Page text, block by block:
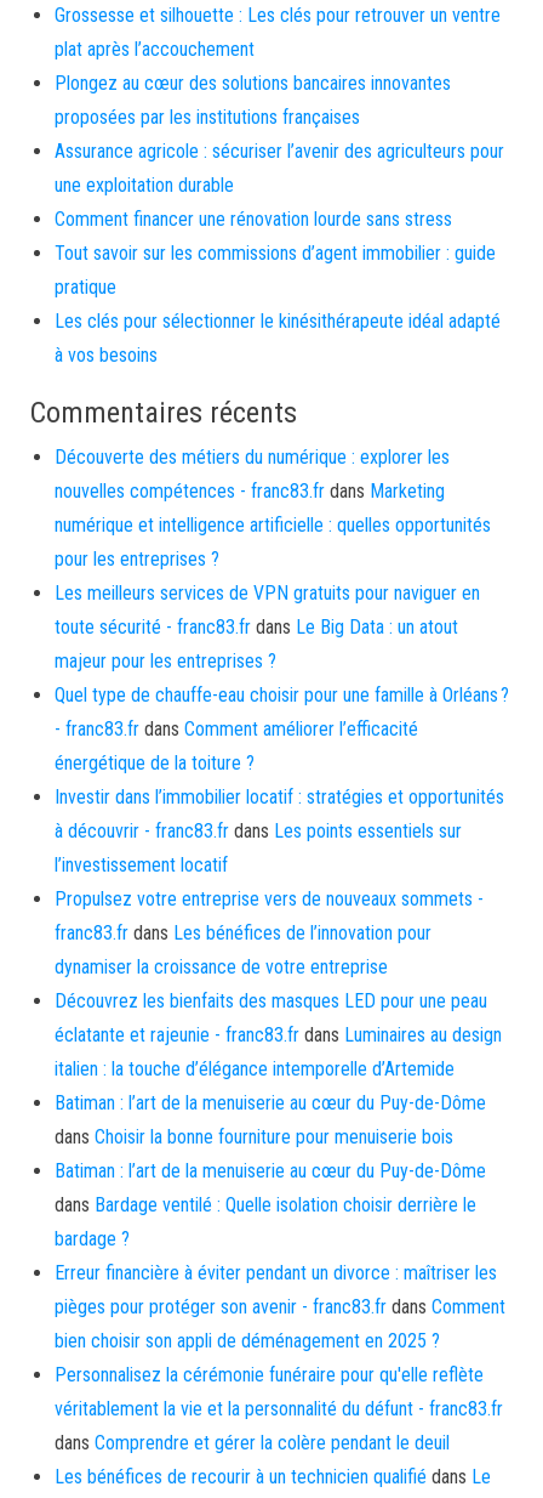
Grossesse et silhouette : Les clés pour retrouver un ventre
plat après l’accouchement
Plongez au cœur des solutions bancaires innovantes
proposées par les institutions françaises
Assurance agricole : sécuriser l’avenir des agriculteurs pour
une exploitation durable
Comment financer une rénovation lourde sans stress
Tout savoir sur les commissions d’agent immobilier : guide
pratique
Les clés pour sélectionner le kinésithérapeute idéal adapté
à vos besoins
Commentaires récents
Découverte des métiers du numérique : explorer les
nouvelles compétences - franc83.fr dans Marketing
numérique et intelligence artificielle : quelles opportunités
pour les entreprises ?
Les meilleurs services de VPN gratuits pour naviguer en
toute sécurité - franc83.fr dans Le Big Data : un atout
majeur pour les entreprises ?
Quel type de chauffe-eau choisir pour une famille à Orléans ?
- franc83.fr dans Comment améliorer l’efficacité
énergétique de la toiture ?
Investir dans l’immobilier locatif : stratégies et opportunités
à découvrir - franc83.fr dans Les points essentiels sur
l’investissement locatif
Propulsez votre entreprise vers de nouveaux sommets -
franc83.fr dans Les bénéfices de l’innovation pour
dynamiser la croissance de votre entreprise
Découvrez les bienfaits des masques LED pour une peau
éclatante et rajeunie - franc83.fr dans Luminaires au design
italien : la touche d’élégance intemporelle d’Artemide
Batiman : l’art de la menuiserie au cœur du Puy-de-Dôme
dans Choisir la bonne fourniture pour menuiserie bois
Batiman : l’art de la menuiserie au cœur du Puy-de-Dôme
dans Bardage ventilé : Quelle isolation choisir derrière le
bardage ?
Erreur financière à éviter pendant un divorce : maîtriser les
pièges pour protéger son avenir - franc83.fr dans Comment
bien choisir son appli de déménagement en 2025 ?
Personnalisez la cérémonie funéraire pour qu'elle reflète
véritablement la vie et la personnalité du défunt - franc83.fr
dans Comprendre et gérer la colère pendant le deuil
Les bénéfices de recourir à un technicien qualifié dans Le